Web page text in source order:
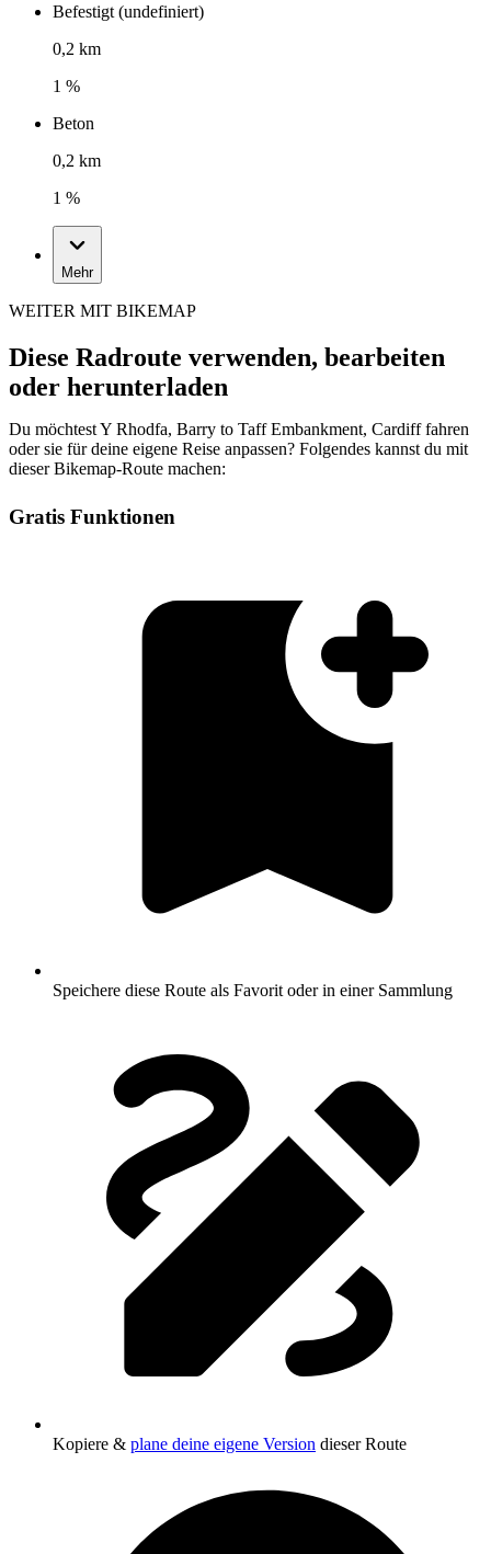
Befestigt (undefiniert)
0,2 km
1 %
Beton
0,2 km
1 %
Mehr
WEITER MIT BIKEMAP
Diese Radroute verwenden, bearbeiten
oder herunterladen
Du möchtest Y Rhodfa, Barry to Taff Embankment, Cardiff fahren
oder sie für deine eigene Reise anpassen? Folgendes kannst du mit
dieser Bikemap-Route machen:
Gratis Funktionen
Speichere diese Route als Favorit oder in einer Sammlung
Kopiere & plane deine eigene Version dieser Route